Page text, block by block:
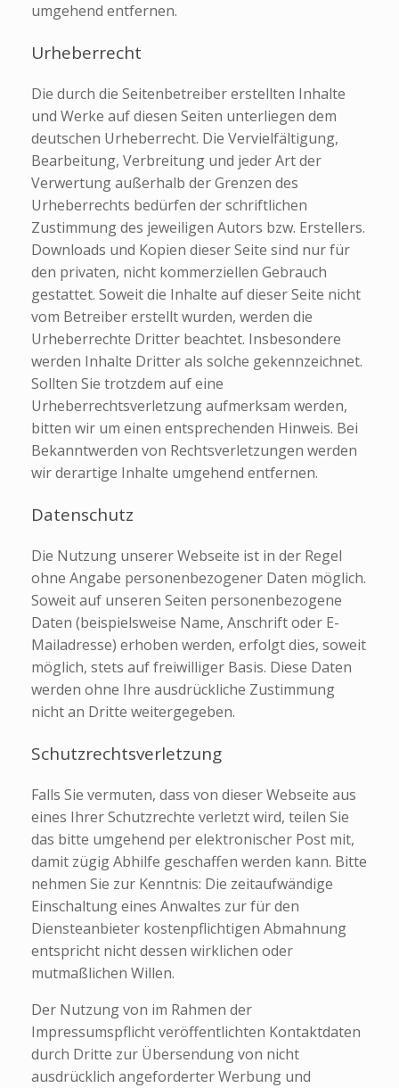
umgehend entfernen.
Urheberrecht
Die durch die Seitenbetreiber erstellten Inhalte
und Werke auf diesen Seiten unterliegen dem
deutschen Urheberrecht. Die Vervielfältigung,
Bearbeitung, Verbreitung und jeder Art der
Verwertung außerhalb der Grenzen des
Urheberrechts bedürfen der schriftlichen
Zustimmung des jeweiligen Autors bzw. Erstellers.
Downloads und Kopien dieser Seite sind nur für
den privaten, nicht kommerziellen Gebrauch
gestattet. Soweit die Inhalte auf dieser Seite nicht
vom Betreiber erstellt wurden, werden die
Urheberrechte Dritter beachtet. Insbesondere
werden Inhalte Dritter als solche gekennzeichnet.
Sollten Sie trotzdem auf eine
Urheberrechtsverletzung aufmerksam werden,
bitten wir um einen entsprechenden Hinweis. Bei
Bekanntwerden von Rechtsverletzungen werden
wir derartige Inhalte umgehend entfernen.
Datenschutz
Die Nutzung unserer Webseite ist in der Regel
ohne Angabe personenbezogener Daten möglich.
Soweit auf unseren Seiten personenbezogene
Daten (beispielsweise Name, Anschrift oder E-
Mailadresse) erhoben werden, erfolgt dies, soweit
möglich, stets auf freiwilliger Basis. Diese Daten
werden ohne Ihre ausdrückliche Zustimmung
nicht an Dritte weitergegeben.
Schutzrechtsverletzung
Falls Sie vermuten, dass von dieser Webseite aus
eines Ihrer Schutzrechte verletzt wird, teilen Sie
das bitte umgehend per elektronischer Post mit,
damit zügig Abhilfe geschaffen werden kann. Bitte
nehmen Sie zur Kenntnis: Die zeitaufwändige
Einschaltung eines Anwaltes zur für den
Diensteanbieter kostenpflichtigen Abmahnung
entspricht nicht dessen wirklichen oder
mutmaßlichen Willen.
Der Nutzung von im Rahmen der
Impressumspflicht veröffentlichten Kontaktdaten
durch Dritte zur Übersendung von nicht
ausdrücklich angeforderter Werbung und